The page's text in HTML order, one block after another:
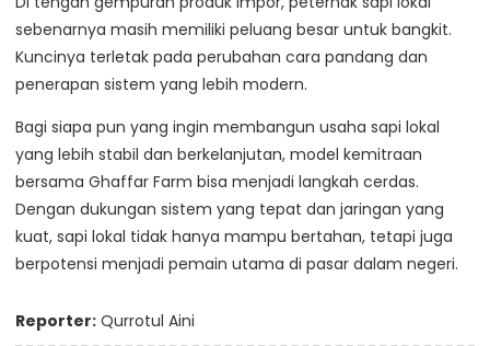
sebenarnya masih memiliki peluang besar untuk bangkit.
Kuncinya terletak pada perubahan cara pandang dan
penerapan sistem yang lebih modern.
Bagi siapa pun yang ingin membangun usaha sapi lokal
yang lebih stabil dan berkelanjutan, model kemitraan
bersama Ghaffar Farm bisa menjadi langkah cerdas.
Dengan dukungan sistem yang tepat dan jaringan yang
kuat, sapi lokal tidak hanya mampu bertahan, tetapi juga
berpotensi menjadi pemain utama di pasar dalam negeri.
Reporter: Qurrotul Aini